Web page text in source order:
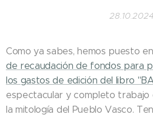
28.10.2024
Como ya sabes, hemos puesto
de recaudación de fondos para
los gastos de edición del libro
espectacular y completo trabajo
la mitología del Pueblo Vasco.